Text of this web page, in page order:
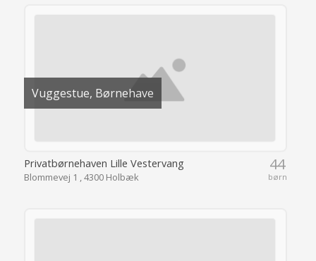
Vuggestue, Børnehave
44
børn
Privatbørnehaven Lille Vestervang
Blommevej 1 , 4300 Holbæk